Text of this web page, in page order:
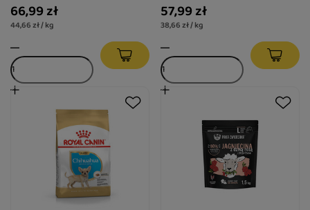
66,99 zł
44,66 zł / kg
57,99 zł
38,66 zł / kg